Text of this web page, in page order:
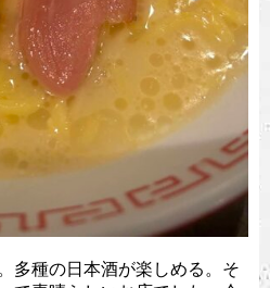
多種の日本酒が楽しめる。そ